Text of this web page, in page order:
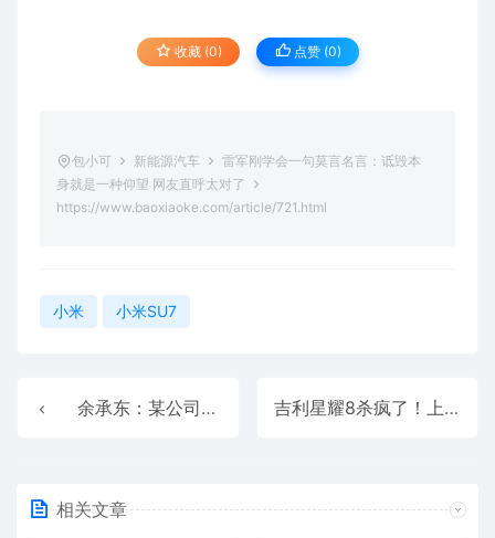
收藏 (0) 点赞 (0)
包小可 新能源汽车
雷军刚学会一句莫言名言：诋毁本
身就是一种仰望 网友直呼太对了
https://www.baoxiaoke.com/article/721.html
小米 小米SU7
余承东：某公司有强大流量 只做一款车就卖爆了 吉利星耀8杀疯了！上险量连续三周力压比亚迪汉、海豹07
相关文章